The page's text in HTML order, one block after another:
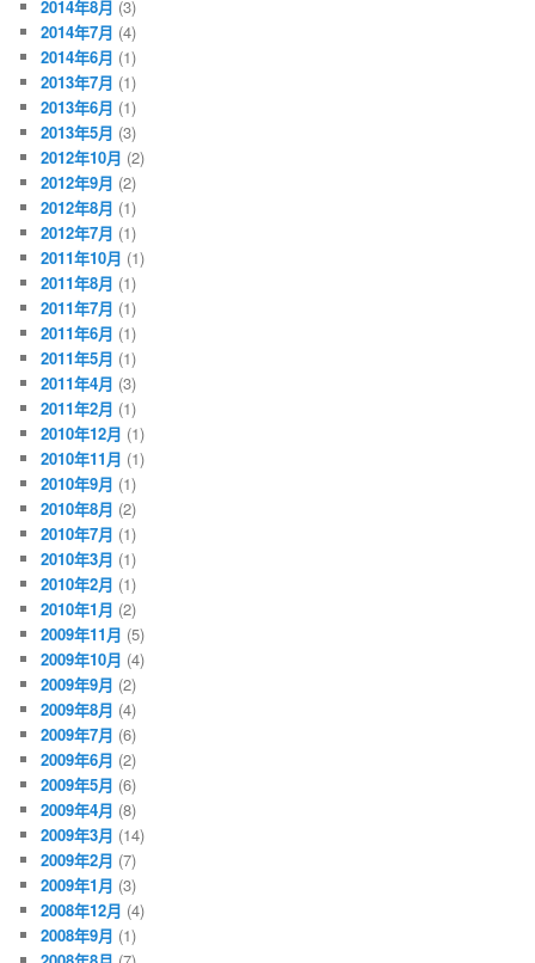
2014年8月 (3)
2014年7月 (4)
2014年6月 (1)
2013年7月 (1)
2013年6月 (1)
2013年5月 (3)
2012年10月 (2)
2012年9月 (2)
2012年8月 (1)
2012年7月 (1)
2011年10月 (1)
2011年8月 (1)
2011年7月 (1)
2011年6月 (1)
2011年5月 (1)
2011年4月 (3)
2011年2月 (1)
2010年12月 (1)
2010年11月 (1)
2010年9月 (1)
2010年8月 (2)
2010年7月 (1)
2010年3月 (1)
2010年2月 (1)
2010年1月 (2)
2009年11月 (5)
2009年10月 (4)
2009年9月 (2)
2009年8月 (4)
2009年7月 (6)
2009年6月 (2)
2009年5月 (6)
2009年4月 (8)
2009年3月 (14)
2009年2月 (7)
2009年1月 (3)
2008年12月 (4)
2008年9月 (1)